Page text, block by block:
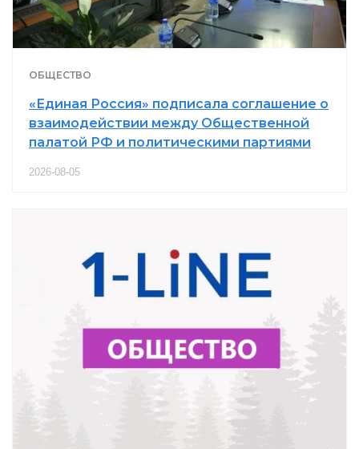
ОБЩЕСТВО
«Единая Россия» подписала соглашение о
взаимодействии между Общественной
палатой РФ и политическими партиями
2026-08-05